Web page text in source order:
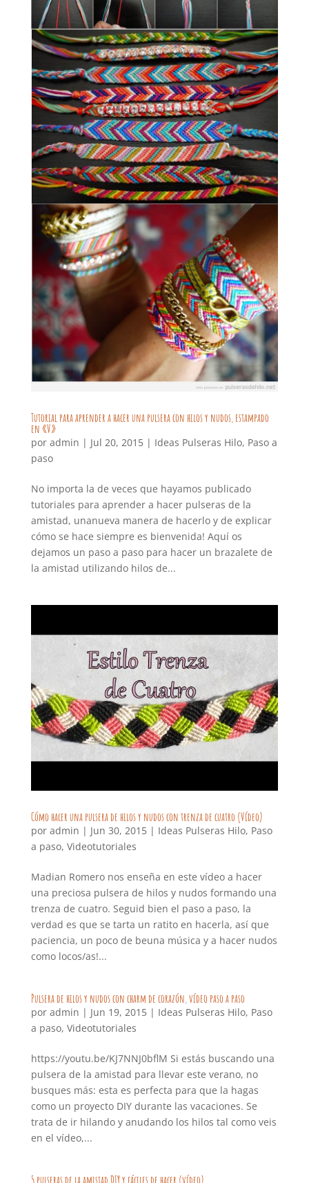
Tutorial para aprender a hacer una pulsera con hilos y nudos, estampado
en «V»
por admin | Jul 20, 2015| Ideas Pulseras Hilo, Paso a
paso
No importa la de veces que hayamos publicado
tutoriales para aprender a hacer pulseras de la
amistad, unanueva manera de hacerlo y de explicar
cómo se hace siempre es bienvenida! Aquí os
dejamos un paso a paso para hacer un brazalete de
la amistad utilizando hilos de...
Cómo hacer una pulsera de hilos y nudos con trenza de cuatro (Vídeo)
por admin | Jun 30, 2015| Ideas Pulseras Hilo, Paso
a paso, Videotutoriales
Madian Romero nos enseña en este vídeo a hacer
una preciosa pulsera de hilos y nudos formando una
trenza de cuatro. Seguid bien el paso a paso, la
verdad es que se tarta un ratito en hacerla, así que
paciencia, un poco de beuna música y a hacer nudos
como locos/as!...
Pulsera de hilos y nudos con charm de corazón, vídeo paso a paso
por admin | Jun 19, 2015| Ideas Pulseras Hilo, Paso
a paso, Videotutoriales
https://youtu.be/KJ7NNJ0bflM Si estás buscando una
pulsera de la amistad para llevar este verano, no
busques más: esta es perfecta para que la hagas
como un proyecto DIY durante las vacaciones. Se
trata de ir hilando y anudando los hilos tal como veis
en el vídeo,...
5 pulseras de la amistad DIY y fáciles de hacer (vídeo)